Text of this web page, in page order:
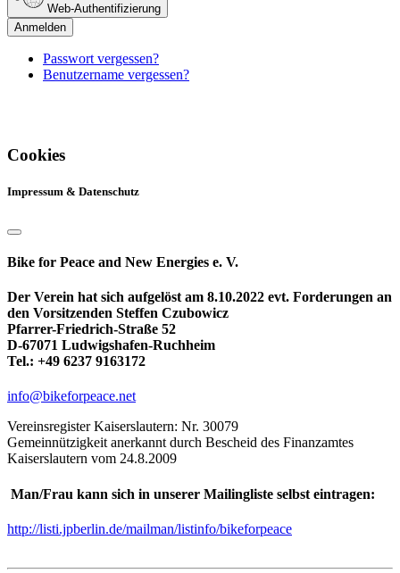
Web-Authentifizierung
Anmelden
Passwort vergessen?
Benutzername vergessen?
Cookies
Impressum & Datenschutz
Bike for Peace and New Energies e. V.
Der Verein hat sich aufgelöst am 8.10.2022 evt. Forderungen an
den Vorsitzenden Steffen Czubowicz
Pfarrer-Friedrich-Straße 52
D-67071 Ludwigshafen-Ruchheim
Tel.: +49 6237 9163172
info@bikeforpeace.net
Vereinsregister Kaiserslautern: Nr. 30079
Gemeinnützigkeit anerkannt durch Bescheid des Finanzamtes
Kaiserslautern vom 24.8.2009
Man/Frau kann sich in unserer Mailingliste selbst eintragen:
http://listi.jpberlin.de/mailman/listinfo/bikeforpeace